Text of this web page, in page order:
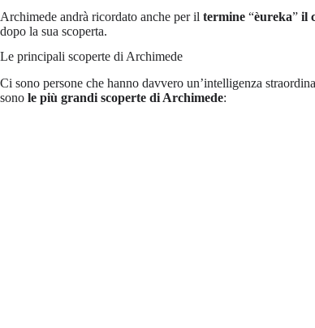
Archimede andrà ricordato anche per il termine “èureka” il
dopo la sua scoperta.
Le principali scoperte di Archimede
Ci sono persone che hanno davvero un’intelligenza
sono le più grandi scoperte di Archimede: